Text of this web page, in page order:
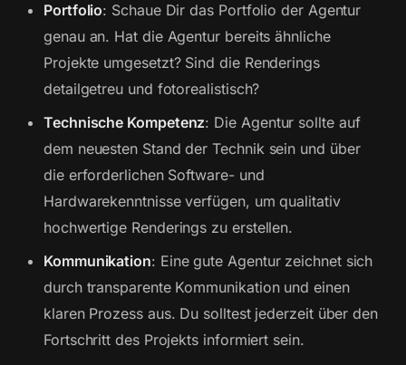
Portfolio: Schaue Dir das Portfolio der Agentur
genau an. Hat die Agentur bereits ähnliche
Projekte umgesetzt? Sind die Renderings
detailgetreu und fotorealistisch?
Technische Kompetenz: Die Agentur sollte auf
dem neuesten Stand der Technik sein und über
die erforderlichen Software- und
Hardwarekenntnisse verfügen, um qualitativ
hochwertige Renderings zu erstellen.
Kommunikation: Eine gute Agentur zeichnet sich
durch transparente Kommunikation und einen
klaren Prozess aus. Du solltest jederzeit über den
Fortschritt des Projekts informiert sein.